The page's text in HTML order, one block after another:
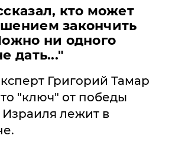
кто может
закончить
ни одного
дать..."
Григорий Тамар
"ключ" от победы
лежит в